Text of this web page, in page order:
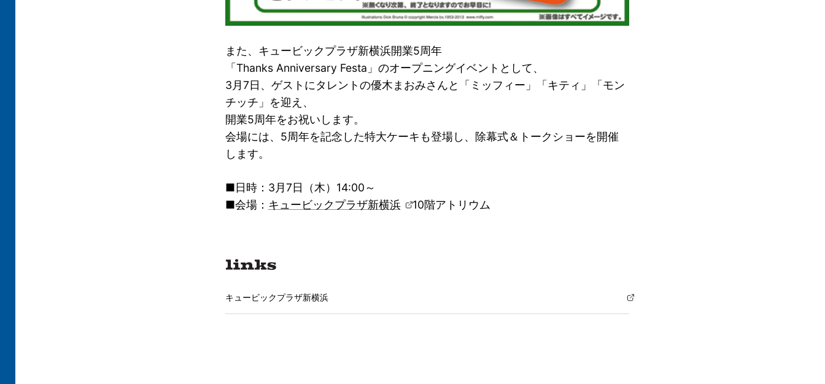
また、キュービックプラザ新横浜開業5周年
「Thanks Anniversary Festa」のオープニングイベントとして、
3月7日、ゲストにタレントの優木まおみさんと「ミッフィー」「キティ」「モン
チッチ」を迎え、
開業5周年をお祝いします。
会場には、5周年を記念した特大ケーキも登場し、除幕式＆トークショーを開催
します。
■日時：3月7日（木）14:00～
■会場： キュービックプラザ新横浜 10階アトリウム
キュービックプラザ新横浜